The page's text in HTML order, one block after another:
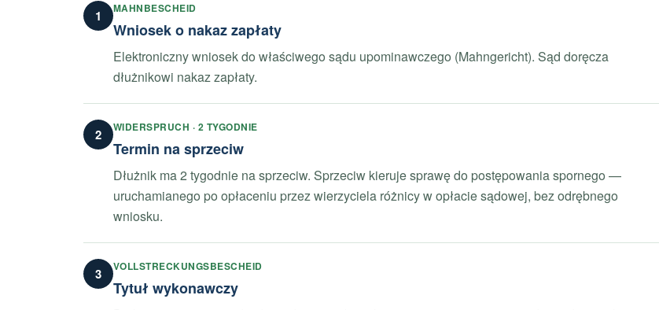
1 MAHNBESCHEID
Wniosek o nakaz zapłaty
Elektroniczny wniosek do właściwego sądu upominawczego (Mahngericht). Sąd doręcza
dłużnikowi nakaz zapłaty.
2 WIDERSPRUCH · 2 TYGODNIE
Termin na sprzeciw
Dłużnik ma 2 tygodnie na sprzeciw. Sprzeciw kieruje sprawę do postępowania spornego —
uruchamianego po opłaceniu przez wierzyciela różnicy w opłacie sądowej, bez odrębnego
wniosku.
3 VOLLSTRECKUNGSBESCHEID
Tytuł wykonawczy